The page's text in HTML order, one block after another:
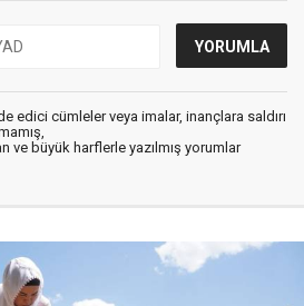
edici cümleler veya imalar, inançlara saldırı
ve büyük harflerle yazılmış yorumlar